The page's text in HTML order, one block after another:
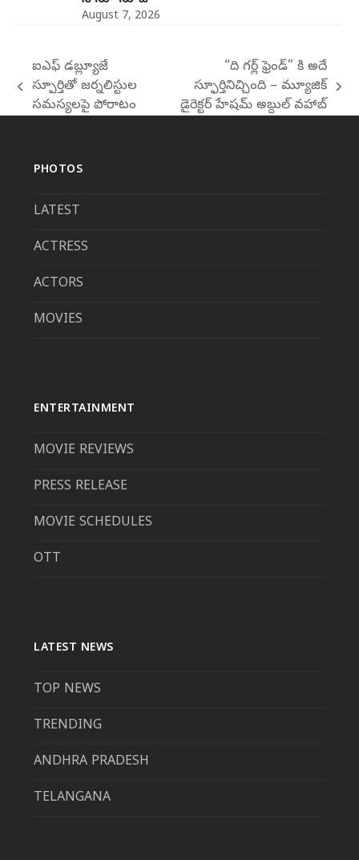
August 7, 2026
previous
post:
ఐఎఫ్ డబ్ల్యూజే
స్పూర్తితో జర్నలిస్టుల
సమస్యలపై పోరాటం
next
post:
“ది గర్ల్ ఫ్రెండ్” కి అదే
స్ఫూర్తినిచ్చింది – మ్యూజిక్
డైరెక్టర్ హేషమ్ అబ్దుల్ వహాబ్
PHOTOS
LATEST
ACTRESS
ACTORS
MOVIES
ENTERTAINMENT
MOVIE REVIEWS
PRESS RELEASE
MOVIE SCHEDULES
OTT
LATEST NEWS
TOP NEWS
TRENDING
ANDHRA PRADESH
TELANGANA